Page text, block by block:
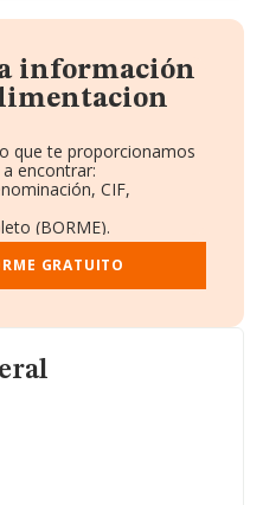
información
que te proporcionamos
encontrar:
CIF,
(BORME).
y Empleados.
y Administradores.
complementaria.
GRATUITO